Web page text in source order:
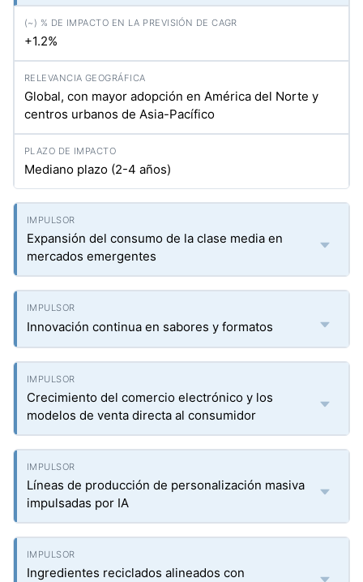
+1.2%
Global, con mayor adopción en América del Norte y
centros urbanos de Asia-Pacífico
Mediano plazo (2-4 años)
Expansión del consumo de la clase media en
mercados emergentes
Innovación continua en sabores y formatos
Crecimiento del comercio electrónico y los
modelos de venta directa al consumidor
Líneas de producción de personalización masiva
impulsadas por IA
Ingredientes reciclados alineados con